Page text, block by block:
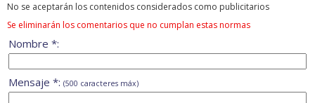
No se aceptarán los contenidos considerados como publicitarios
Se eliminarán los comentarios que no cumplan estas normas
Nombre *:
Mensaje *: (500 caracteres máx)